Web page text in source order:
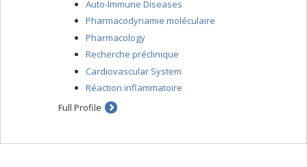
Auto-Immune Diseases
Pharmacodynamie moléculaire
Pharmacology
Recherche préclinique
Cardiovascular System
Réaction inflammatoire
Full Profile